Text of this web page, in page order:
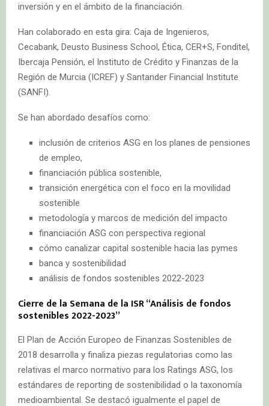
inversión y en el ámbito de la financiación.
Han colaborado en esta gira: Caja de Ingenieros,
Cecabank, Deusto Business School, Ética, CER+S, Fonditel,
Ibercaja Pensión, el Instituto de Crédito y Finanzas de la
Región de Murcia (ICREF) y Santander Financial Institute
(SANFI).
Se han abordado desafíos como:
inclusión de criterios ASG en los planes de pensiones
de empleo,
financiación pública sostenible,
transición energética con el foco en la movilidad
sostenible
metodología y marcos de medición del impacto
financiación ASG con perspectiva regional
cómo canalizar capital sostenible hacia las pymes
banca y sostenibilidad
análisis de fondos sostenibles 2022-2023
Cierre de la Semana de la ISR “Análisis de fondos
sostenibles 2022-2023”
El Plan de Acción Europeo de Finanzas Sostenibles de
2018 desarrolla y finaliza piezas regulatorias como las
relativas el marco normativo para los Ratings ASG, los
estándares de reporting de sostenibilidad o la taxonomía
medioambiental. Se destacó igualmente el papel de